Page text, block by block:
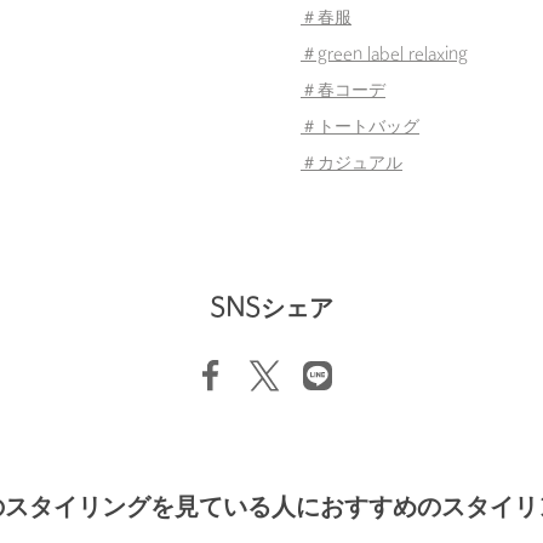
＃春服
＃green label relaxing
＃春コーデ
＃トートバッグ
＃カジュアル
SNSシェア
スタイリングを見ている人におすすめのスタイリ